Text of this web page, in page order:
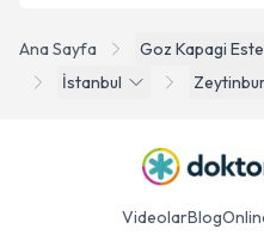
Ana Sayfa
Goz Kapagi
İstanbul
VideolarBlog